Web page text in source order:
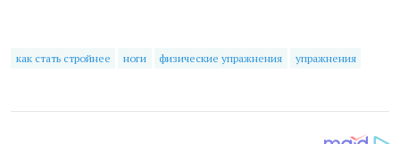
как стать стройнее ноги физические упражнения упражнения